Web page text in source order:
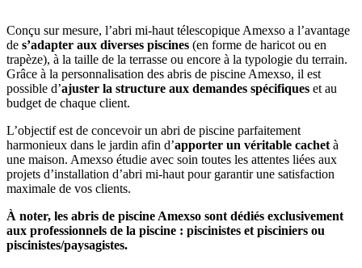
Conçu sur mesure, l’abri mi-haut télescopique Amexso a l’avantage
de s’adapter aux diverses piscines (en forme de haricot ou en
trapèze), à la taille de la terrasse ou encore à la typologie du terrain.
Grâce à la personnalisation des abris de piscine Amexso, il est
possible d’ajuster la structure aux demandes spécifiques et au
budget de chaque client.
L’objectif est de concevoir un abri de piscine parfaitement
harmonieux dans le jardin afin d’apporter un véritable cachet à
une maison. Amexso étudie avec soin toutes les attentes liées aux
projets d’installation d’abri mi-haut pour garantir une satisfaction
maximale de vos clients.
À noter, les abris de piscine Amexso sont dédiés exclusivement
aux professionnels de la piscine : piscinistes et pisciniers ou
piscinistes/paysagistes.